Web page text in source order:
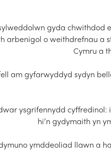
gyda
arbenigol o weithdrefnau a
Cymru a
am gyfarwyddyd sydyn
ysgrifennydd
hi’n gydymaith yn
ymddeoliad llawn a